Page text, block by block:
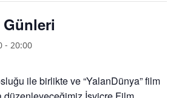
- 20:00
ile birlikte ve “YalanDünya” film